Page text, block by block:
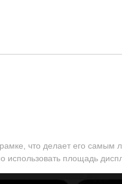
что делает его
площадь